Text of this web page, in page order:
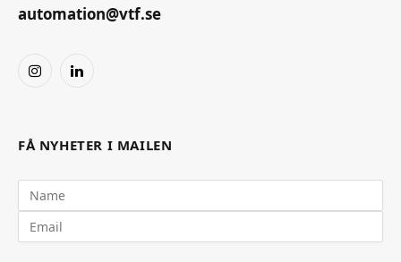
automation@vtf.se
InstagramLinkedIn
FÅ NYHETER I MAILEN